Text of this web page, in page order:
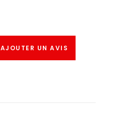
AJOUTER UN AVIS